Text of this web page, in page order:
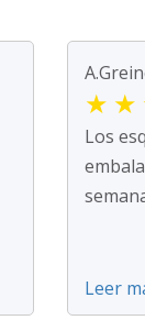
★ ★
Los
Leer